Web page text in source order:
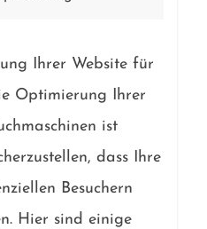
Ihrer Website für
Optimierung Ihrer
ist
dass Ihre
Besuchern
Hier sind einige